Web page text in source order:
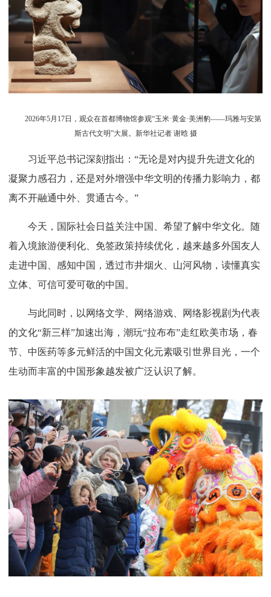
2026年5月17日，观众在首都博物馆参观“玉米·黄金·美洲豹——玛雅与安第
斯古代文明”大展。新华社记者 谢晗 摄
习近平总书记深刻指出：“无论是对内提升先进文化的
凝聚力感召力，还是对外增强中华文明的传播力影响力，都
离不开融通中外、贯通古今。”
今天，国际社会日益关注中国、希望了解中华文化。随
着入境旅游便利化、免签政策持续优化，越来越多外国友人
走进中国、感知中国，透过市井烟火、山河风物，读懂真实
立体、可信可爱可敬的中国。
与此同时，以网络文学、网络游戏、网络影视剧为代表
的文化“新三样”加速出海，潮玩“拉布布”走红欧美市场，春
节、中医药等多元鲜活的中国文化元素吸引世界目光，一个
生动而丰富的中国形象越发被广泛认识了解。